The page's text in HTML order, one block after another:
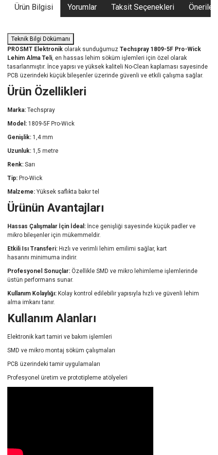
Ürün Bilgisi Yorumlar Taksit Seçenekleri
Teknik Bilgi Dökümanı
PROSMT Elektronik olarak sunduğumuz Techspray 1809-5F Pro-Wick
Lehim Alma Teli, en hassas lehim söküm işlemleri için özel olarak
tasarlanmıştır. İnce yapısı ve yüksek kaliteli No-Clean kaplaması sayesinde
PCB üzerindeki küçük bileşenler üzerinde güvenli ve etkili çalışma sağlar.
Ürün Özellikleri
Marka: Techspray
Model: 1809-5F Pro-Wick
Genişlik: 1,4mm
Uzunluk: 1,5 metre
Renk: Sarı
Tip: Pro-Wick
Malzeme: Yüksek saflıkta bakırtel
Ürünün Avantajları
Hassas Çalışmalar İçin İdeal: İnce genişliği sayesinde küçük padler ve
mikro bileşenler için mükemmeldir.
Etkili Isı Transferi: Hızlı ve verimli lehim emilimi sağlar, kart
hasarını minimuma indirir.
Profesyonel Sonuçlar: Özellikle SMD ve mikro lehimleme işlemlerinde
üstün performans sunar.
Kullanım Kolaylığı: Kolay kontrol edilebilir yapısıyla hızlı ve güvenli lehim
alma imkanıtanır.
Kullanım Alanları
Elektronik karttamiri ve bakım işlemleri
SMD ve mikro montaj söküm çalışmaları
PCB üzerindeki tamir uygulamaları
Profesyonel üretim ve prototipleme atölyeleri